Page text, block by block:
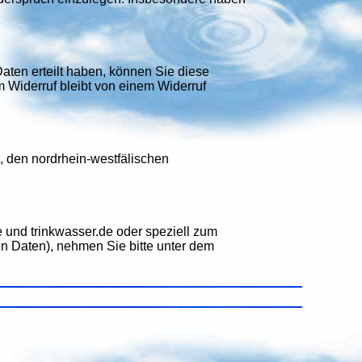
erteilt haben, können Sie diese
Widerruf bleibt von einem Widerruf
den nordrhein-westfälischen
trinkwasser.de oder speziell zum
Daten), nehmen Sie bitte unter dem